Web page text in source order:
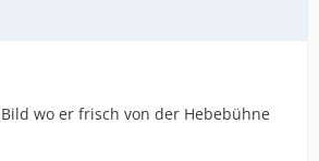
wo er frisch von der Hebebühne